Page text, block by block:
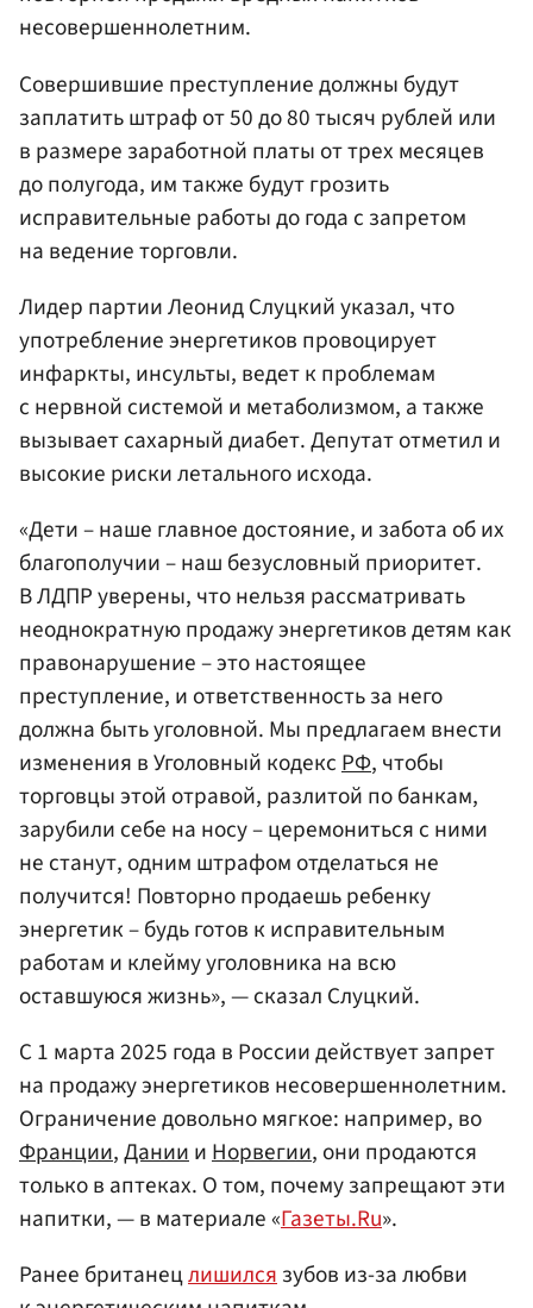
несовершеннолетним.
Совершившие преступление должны будут
заплатить штраф от 50 до 80 тысяч рублей или
в размере заработной платы от трех месяцев
до полугода, им также будут грозить
исправительные работы до года с запретом
на ведение торговли.
Лидер партии Леонид Слуцкий указал, что
употребление энергетиков провоцирует
инфаркты, инсульты, ведет к проблемам
с нервной системой и метаболизмом, а также
вызывает сахарный диабет. Депутат отметил и
высокие риски летального исхода.
«Дети – наше главное достояние, и забота об их
благополучии – наш безусловный приоритет.
В ЛДПР уверены, что нельзя рассматривать
неоднократную продажу энергетиков детям как
правонарушение – это настоящее
преступление, и ответственность за него
должна быть уголовной. Мы предлагаем внести
изменения в Уголовный кодексРФ, чтобы
торговцы этой отравой, разлитой по банкам,
зарубили себе на носу – церемониться с ними
не станут, одним штрафом отделаться не
получится! Повторно продаешь ребенку
энергетик – будь готов к исправительным
работам и клейму уголовника на всю
оставшуюся жизнь», — сказал Слуцкий.
С 1 марта 2025 года в России действует запрет
на продажу энергетиков несовершеннолетним.
Ограничение довольно мягкое: например, во
Франции,ДаниииНорвегии, они продаются
только в аптеках. О том, почему запрещают эти
напитки, — в материале «Газеты.Ru».
Ранее британецлишилсязубов из-за любви